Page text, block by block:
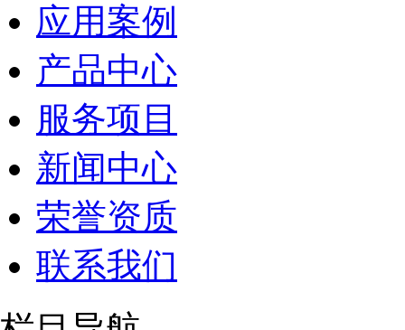
应用案例
产品中心
服务项目
新闻中心
荣誉资质
联系我们